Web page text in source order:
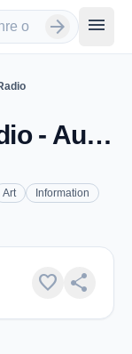
arrow_forward menu
Audiobook Radio - Austin, TX
Art Information
favorite share